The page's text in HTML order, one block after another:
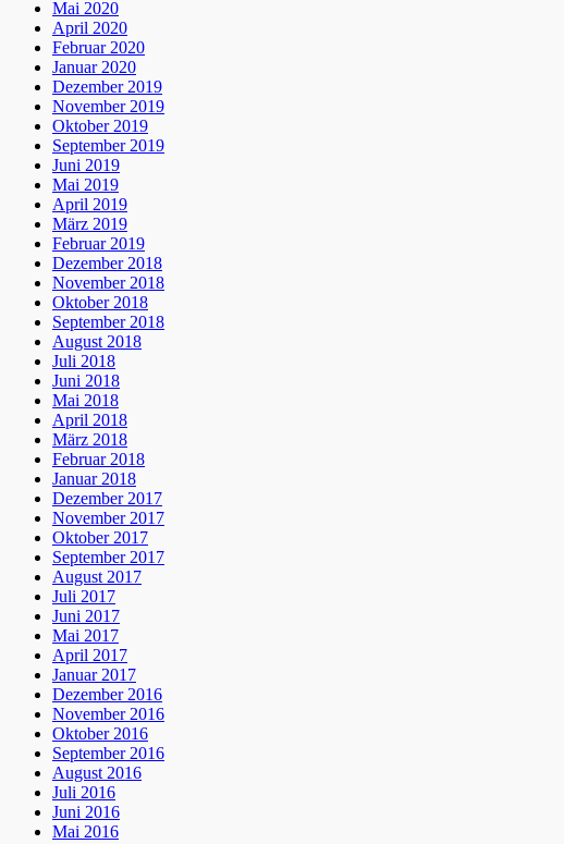
Mai 2020
April 2020
Februar 2020
Januar 2020
Dezember 2019
November 2019
Oktober 2019
September 2019
Juni 2019
Mai 2019
April 2019
März 2019
Februar 2019
Dezember 2018
November 2018
Oktober 2018
September 2018
August 2018
Juli 2018
Juni 2018
Mai 2018
April 2018
März 2018
Februar 2018
Januar 2018
Dezember 2017
November 2017
Oktober 2017
September 2017
August 2017
Juli 2017
Juni 2017
Mai 2017
April 2017
Januar 2017
Dezember 2016
November 2016
Oktober 2016
September 2016
August 2016
Juli 2016
Juni 2016
Mai 2016